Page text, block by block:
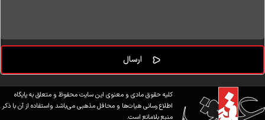
کلیه حقوق مادی و معنوی این سایت محفوظ و متعلق به پایگاه
اطلاع رسانی هیات‌ها و محافل مذهبی می‌باشد واستفاده از آن با ذکر
منبع بلامانع است.